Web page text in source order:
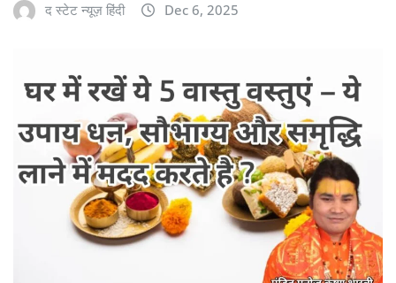
द स्टेट न्यूज़ हिंदी Dec 6, 2025